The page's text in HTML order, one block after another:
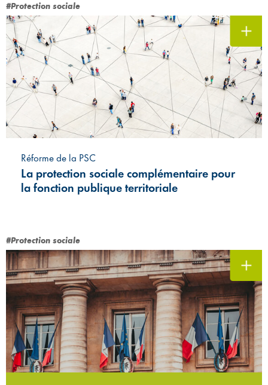
#Protection sociale
Réforme de la PSC
La protection sociale complémentaire pour
la fonction publique territoriale
#Protection sociale